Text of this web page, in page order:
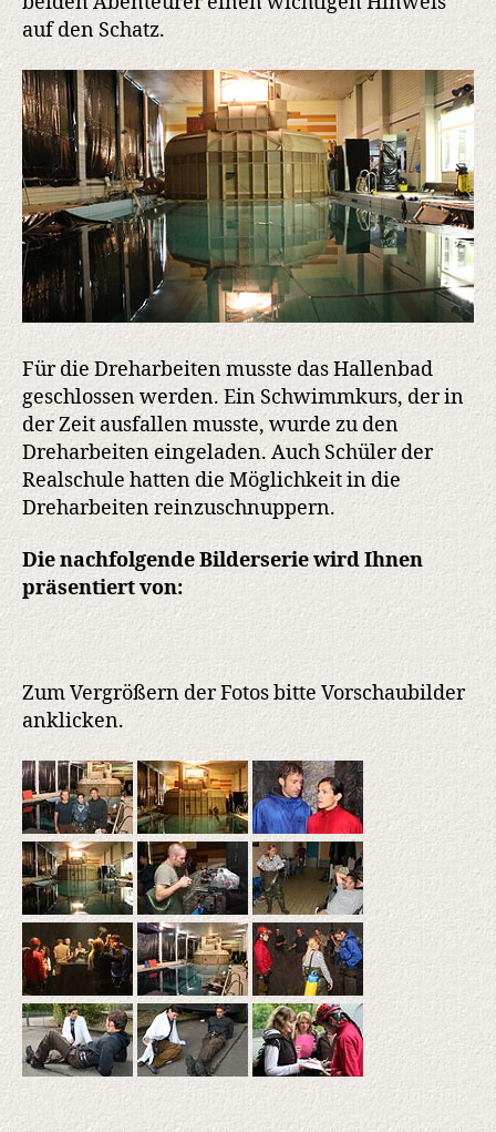
auf den Schatz.
Für die Dreharbeiten musste das Hallenbad
geschlossen werden. Ein Schwimmkurs, der in
der Zeit ausfallen musste, wurde zu den
Dreharbeiten eingeladen. Auch Schüler der
Realschule hatten die Möglichkeit in die
Dreharbeiten reinzuschnuppern.
Die nachfolgende Bilderserie wird Ihnen
präsentiert von:
Zum Vergrößern der Fotos bitte Vorschaubilder
anklicken.